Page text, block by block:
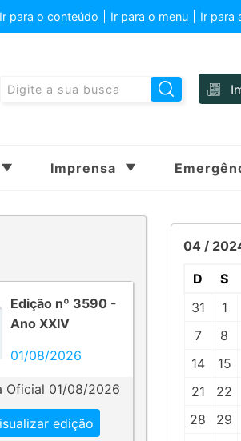
Ir para o conteúdo Ir para o menu Ir para
Imprensa
Edição nº 3590 -
Ano XXIV
01/08/2026
Oficial 01/08/2026
edição
04 /
D S
31
1
7
8
14
15
21
22
28
29